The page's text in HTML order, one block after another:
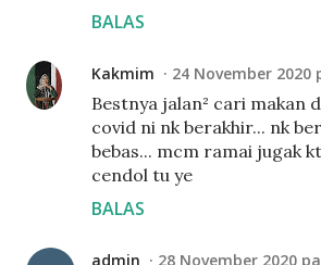
BALAS
Kakmim 24 November 2020
Bestnya jalan² cari makan
covid ni nk berakhir... nk
bebas... mcm ramai jugak
cendol tu ye
BALAS
admin 28 November 2020